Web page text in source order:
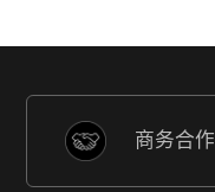
商务合作